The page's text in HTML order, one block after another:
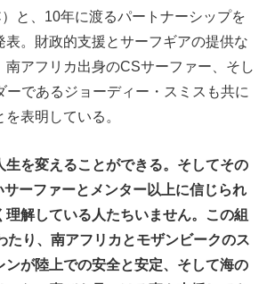
と、10年に渡るパートナーシップを
表。財政的支援とサーフギアの提供な
南アフリカ出身のCSサーファー、そし
ーであるジョーディー・スミスも共に
表明している。
生を変えることができる。そしてその
ーファーとメンター以上に信じられ
理解している人たちいません。この組
たり、南アフリカとモザンビークのス
ンが陸上での安全と安定、そして海の
リース
FOLLOW US ON